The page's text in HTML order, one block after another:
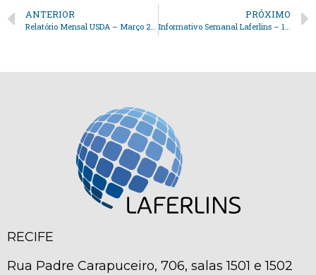
ANTERIOR PRÓXIMO
RECIFE
Rua Padre Carapuceiro, 706, salas 1501 e 1502